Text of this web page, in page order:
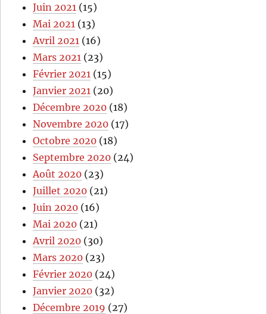
Juin 2021 (15)
Mai 2021 (13)
Avril 2021 (16)
Mars 2021 (23)
Février 2021 (15)
Janvier 2021 (20)
Décembre 2020 (18)
Novembre 2020 (17)
Octobre 2020 (18)
Septembre 2020 (24)
Août 2020 (23)
Juillet 2020 (21)
Juin 2020 (16)
Mai 2020 (21)
Avril 2020 (30)
Mars 2020 (23)
Février 2020 (24)
Janvier 2020 (32)
Décembre 2019 (27)